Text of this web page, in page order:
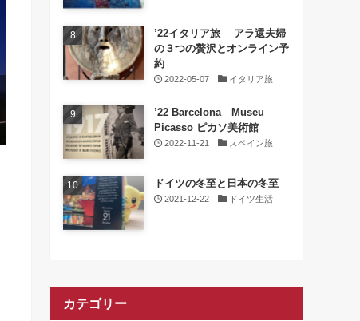
’22イタリア旅 アラ還夫婦
の３つの贅沢とオンライン予
約
2022-05-07 イタリア旅
’22 Barcelona Museu
Picasso ピカソ美術館
2022-11-21 スペイン旅
ドイツの冬至と日本の冬至
2021-12-22 ドイツ生活
カテゴリー